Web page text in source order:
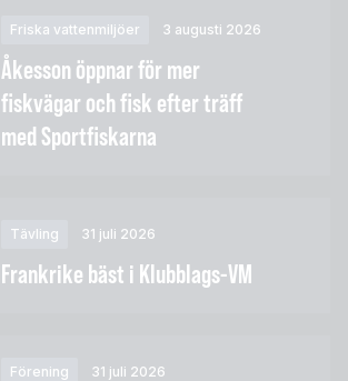
Friska vattenmiljöer 3 augusti 2026
Åkesson öppnar för mer
fiskvägar och fisk efter träff
med Sportfiskarna
Tävling 31 juli 2026
Frankrike bäst i Klubblags-VM
Förening 31 juli 2026